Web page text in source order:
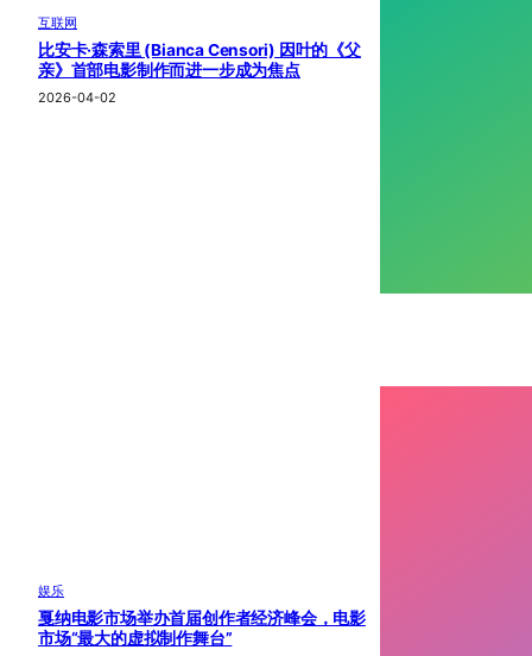
互联网
比安卡·森索里 (Bianca Censori) 因叶的《父
亲》首部电影制作而进一步成为焦点
2026-04-02
娱乐
戛纳电影市场举办首届创作者经济峰会，电影
市场“最大的虚拟制作舞台”